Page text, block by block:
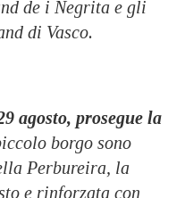
de i Negrita e gli
di Vasco.
agosto, prosegue la
borgo sono
Perbureira, la
e rinforzata con